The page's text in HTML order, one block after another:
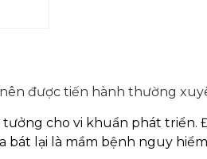
được tiến hành thường
cho vi khuẩn phát triển.
bát lại là mầm bệnh nguy